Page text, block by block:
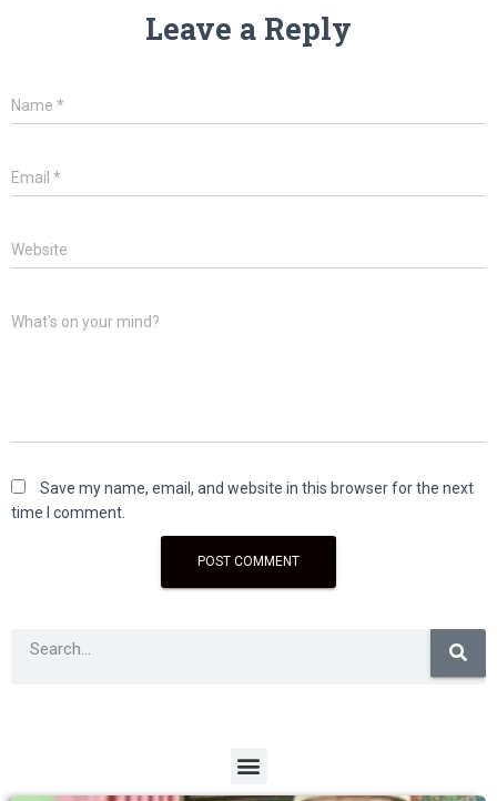
Leave a Reply
Name *
Email *
Website
What's on your mind?
Save my name, email, and website in this browser for the next
time I comment.